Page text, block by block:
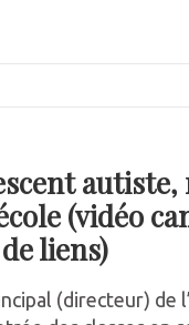
autiste,
(vidéo
liens)
(directeur) de